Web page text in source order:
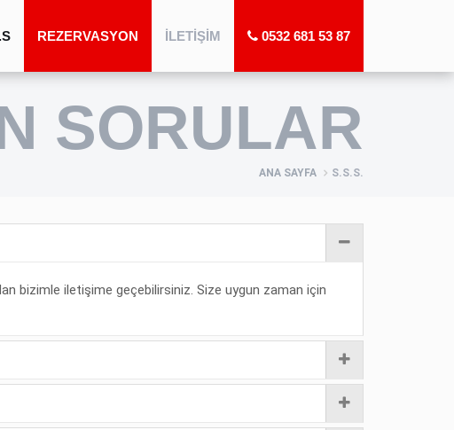
REZERVASYON İLETIŞIM 0532 681 53 87
SORULAR
ANA SAYFA S.S.S.
bizimle iletişime geçebilirsiniz. Size uygun zaman için